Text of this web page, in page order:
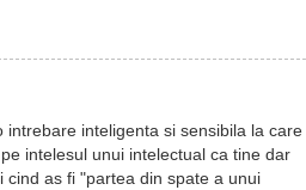
inteligenta si sensibila la care
intelesul unui intelectual ca tine dar
as fi "partea din spate a unui